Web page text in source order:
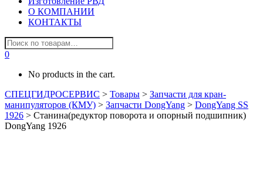
О КОМПАНИИ
КОНТАКТЫ
0
No products in the cart.
СПЕЦГИДРОСЕРВИС > Товары > Запчасти для кран-
манипуляторов (КМУ) > Запчасти DongYang > DongYang SS
1926 > Станина(редуктор поворота и опорный подшипник)
DongYang 1926